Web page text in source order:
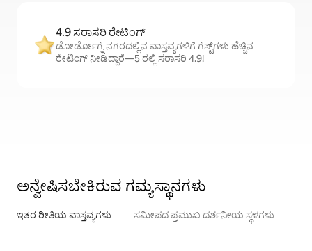
4.9 ಸರಾಸರಿ ರೇಟಿಂಗ್
ಡೋರ್ಡೋಗ್ನೆ ನಗರದಲ್ಲಿನ ವಾಸ್ತವ್ಯಗಳಿಗೆ ಗೆಸ್ಟ್‌ಗಳು ಹೆಚ್ಚಿನ
ರೇಟಿಂಗ್ ನೀಡಿದ್ದಾರೆ—5 ರಲ್ಲಿ ಸರಾಸರಿ 4.9!
ಅನ್ವೇಷಿಸಬೇಕಿರುವ ಗಮ್ಯಸ್ಥಾನಗಳು
ಇತರ ರೀತಿಯ ವಾಸ್ತವ್ಯಗಳು ಸಮೀಪದ ಪ್ರಮುಖ ದರ್ಶನೀಯ ಸ್ಥಳಗಳು